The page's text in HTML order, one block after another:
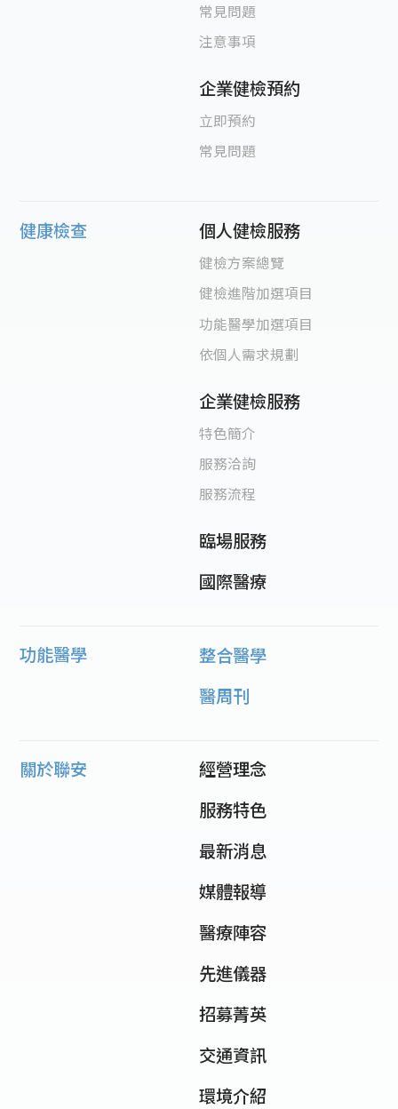
常見問題
注意事項
企業健檢預約
立即預約
常見問題
健康檢查 個人健檢服務
健檢方案總覽
健檢進階加選項目
功能醫學加選項目
依個人需求規劃
企業健檢服務
特色簡介
服務洽詢
服務流程
臨場服務
國際醫療
功能醫學
整合醫學
醫周刊
關於聯安
經營理念
服務特色
最新消息
媒體報導
醫療陣容
先進儀器
招募菁英
交通資訊
環境介紹